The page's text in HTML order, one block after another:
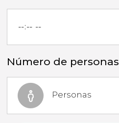
Número de personas
Personas